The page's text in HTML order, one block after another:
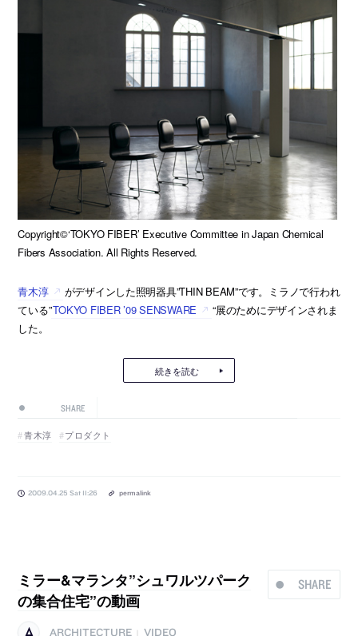
Copyright©‘TOKYO FIBER’ Executive Committee in Japan Chemical
Fibers Association. All Rights Reserved.
青木淳
がデザインした照明器具”THIN BEAM”です。ミラノで行われ
ている”TOKYO FIBER ’09 SENSWARE
“展のためにデザインされま
した。
続きを読む
SHARE
青木淳 プロダクト
2009.04.25 Sat 11:26 permalink
SHARE
ミラー&マランタ”シュワルツパーク
の集合住宅”の動画
ARCHITECTURE VIDEO